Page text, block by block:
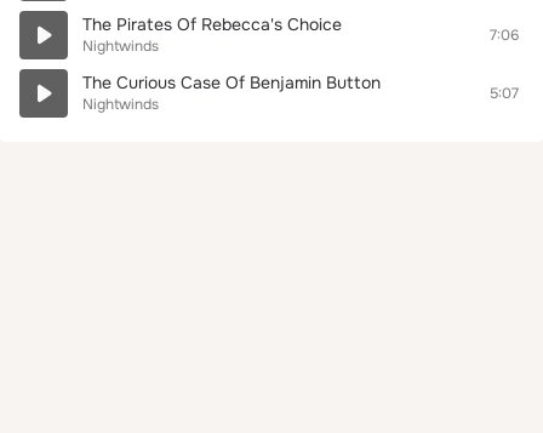
The Pirates Of Rebecca's Choice
Nightwinds
7:06
The Curious Case Of Benjamin Button
Nightwinds
5:07